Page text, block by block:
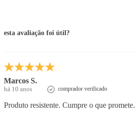
esta avaliação foi útil?
Marcos S.
há 10 anos comprador verificado
Produto resistente. Cumpre o que promete.